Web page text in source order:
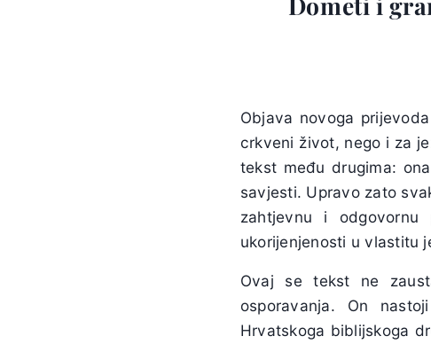
Objava novoga
crkveni život, nego i za
tekst među drugima:
savjesti. Upravo zato
zahtjevnu i
ukorijenjenosti u vlastitu
Ovaj se tekst ne
osporavanja. On
Hrvatskoga biblijskoga